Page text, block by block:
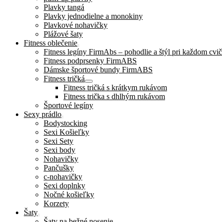
Plavky tangá
Plavky jednodielne a monokiny
Plavkové nohavičky
Plážové šaty
Fitness oblečenie
Fitness legíny FirmAbs – pohodlie a štýl pri každom
Fitness podprsenky FirmABS
Dámske športové bundy FirmABS
Fitness tričká
Fitness tričká s krátkym rukávom
Fitness trička s dhlhým rukávom
Športové legíny
Sexy prádlo
Bodystocking
Sexi Košieľky
Sexi Sety
Sexi body
Nohavičky
Pančušky
c-nohavičky
Sexi doplnky
Nočné košieľky
Korzety
Šaty